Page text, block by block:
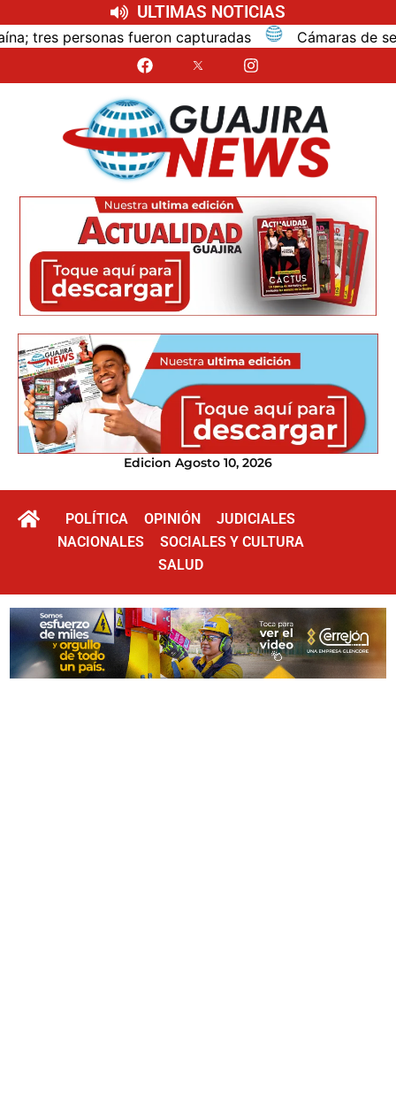
ULTIMAS NOTICIAS
capturadas Cámaras de seguridad registraron
Edicion Agosto 10, 2026
POLÍTICA OPINIÓN
JUDICIALES
NACIONALES
SOCIALES Y CULTURA
SALUD